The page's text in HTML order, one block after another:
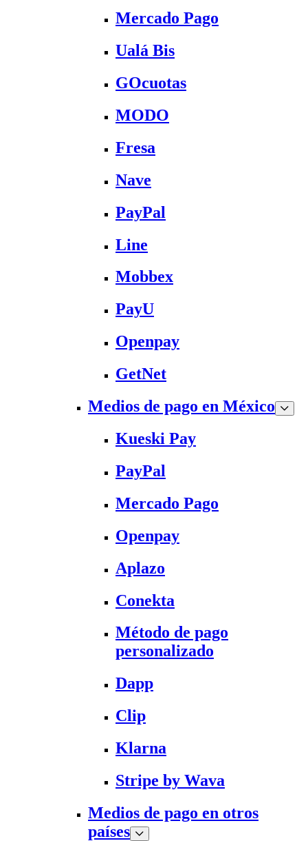
Mercado Pago
Ualá Bis
GOcuotas
MODO
Fresa
Nave
PayPal
Line
Mobbex
PayU
Openpay
GetNet
Medios de pago en México
Kueski Pay
PayPal
Mercado Pago
Openpay
Aplazo
Conekta
Método de pago
personalizado
Dapp
Clip
Klarna
Stripe by Wava
Medios de pago en otros
países